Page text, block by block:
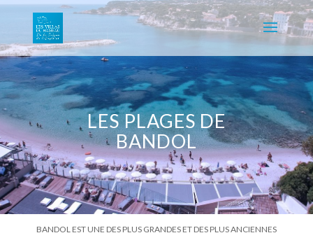
LES PLAGES DE
BANDOL
BANDOL EST UNE DES PLUS GRANDES ET DES PLUS ANCIENNES